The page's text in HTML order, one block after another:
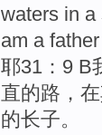
waters in a
am a father
耶31：9 B
直的路 ，
的长子。